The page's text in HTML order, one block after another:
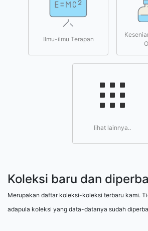
Ilmu-ilmu Terapan
lihat lainnya..
Koleksi baru dan
Merupakan daftar koleksi-koleksi terbaru kami.
adapula koleksi yang data-datanya sudah